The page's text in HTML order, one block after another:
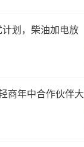
划，柴油加电放
商年中合作伙伴大